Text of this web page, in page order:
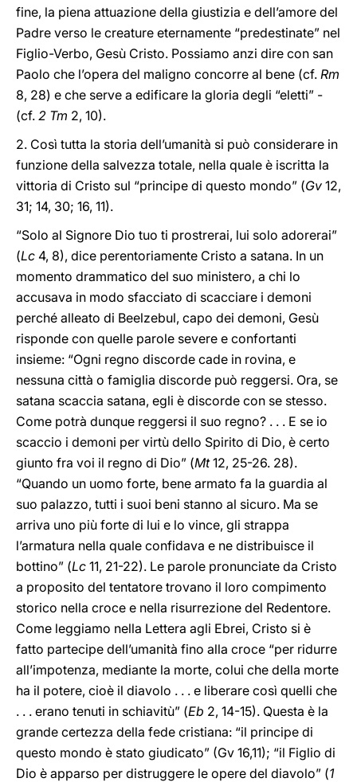
fine, la piena attuazione della giustizia e dell’amore del
Padre verso le creature eternamente “predestinate” nel
Figlio-Verbo, Gesù Cristo. Possiamo anzi dire con san
Paolo che l’opera del maligno concorre al bene (cf. Rm
8, 28) e che serve a edificare la gloria degli “eletti” -
(cf. 2 Tm 2, 10).
2. Così tutta la storia dell’umanità si può considerare in
funzione della salvezza totale, nella quale è iscritta la
vittoria di Cristo sul “principe di questo mondo” (Gv 12,
31; 14, 30; 16, 11).
“Solo al Signore Dio tuo ti prostrerai, lui solo adorerai”
(Lc 4, 8), dice perentoriamente Cristo a satana. In un
momento drammatico del suo ministero, a chi lo
accusava in modo sfacciato di scacciare i demoni
perché alleato di Beelzebul, capo dei demoni, Gesù
risponde con quelle parole severe e confortanti
insieme: “Ogni regno discorde cade in rovina, e
nessuna città o famiglia discorde può reggersi. Ora, se
satana scaccia satana, egli è discorde con se stesso.
Come potrà dunque reggersi il suo regno? . . . E se io
scaccio i demoni per virtù dello Spirito di Dio, è certo
giunto fra voi il regno di Dio” (Mt12, 25-26. 28).
“Quando un uomo forte, bene armato fa la guardia al
suo palazzo, tutti i suoi beni stanno al sicuro. Ma se
arriva uno più forte di lui e lo vince, gli strappa
l’armatura nella quale confidava e ne distribuisce il
bottino” (Lc 11, 21-22). Le parole pronunciate da Cristo
a proposito del tentatore trovano il loro compimento
storico nella croce e nella risurrezione del Redentore.
Come leggiamo nella Lettera agli Ebrei, Cristo si è
fatto partecipe dell’umanità fino alla croce “per ridurre
all’impotenza, mediante la morte, colui che della morte
ha il potere, cioè il diavolo . . . e liberare così quelli che
. . . erano tenuti in schiavitù” (Eb 2, 14-15). Questa è la
grande certezza della fede cristiana: “il principe di
questo mondo è stato giudicato” (Gv 16,11); “il Figlio di
Dio è apparso per distruggere le opere del diavolo” (1